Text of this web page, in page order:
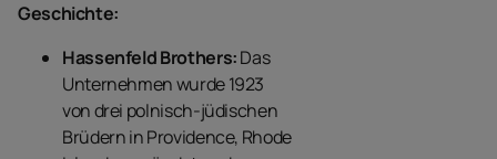
Geschichte:
Hassenfeld Brothers:Das
Unternehmen wurde 1923
von drei polnisch-jüdischen
Brüdern in Providence, Rhode